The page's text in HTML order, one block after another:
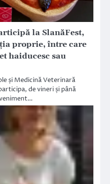
la SlanăFest,
proprie, între care
haiducesc sau
și Medicină Veterinară
de vineri și până